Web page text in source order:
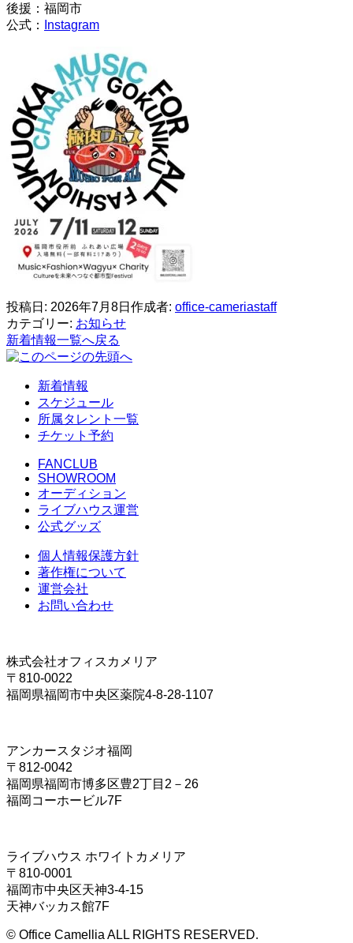
後援：福岡市
公式：
Instagram
投稿日: 2026年7月8日 作成者: office-cameriastaff
カテゴリー: お知らせ
新着情報一覧へ戻る
新着情報
スケジュール
所属タレント一覧
チケット予約
FANCLUB
SHOWROOM
オーディション
ライブハウス運営
公式グッズ
個人情報保護方針
著作権について
運営会社
お問い合わせ
株式会社オフィスカメリア
〒810-0022
福岡県福岡市中央区薬院4-8-28-1107
アンカースタジオ福岡
〒812-0042
福岡県福岡市博多区豊2丁目2－26
福岡コーホービル7F
ライブハウス ホワイトカメリア
〒810-0001
福岡市中央区天神3-4-15
天神バッカス館7F
© Office Camellia ALL RIGHTS RESERVED.